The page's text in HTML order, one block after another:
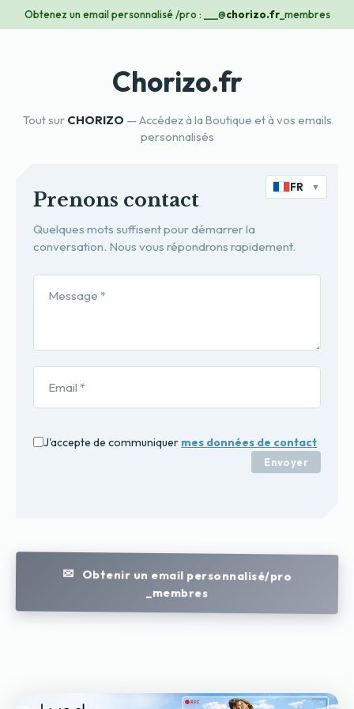
Obtenez un email personnalisé /pro : ___@chorizo.fr_membres
Chorizo.fr
Tout sur CHORIZO — Accédez à la Boutique et à vos emails
personnalisés
FR ▼
Prenons contact
Quelques mots suffisent pour démarrer la
conversation. Nous vous répondrons rapidement.
J'accepte de communiquer mes données de contact
Envoyer
Obtenir un email personnalisé/pro
_membres